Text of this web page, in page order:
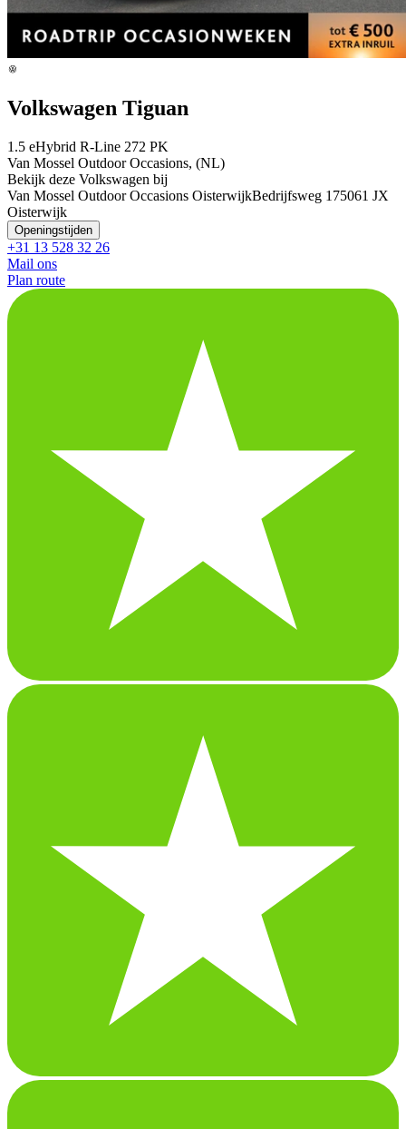
Volkswagen Tiguan
1.5 eHybrid R-Line 272 PK
Van Mossel Outdoor Occasions, (NL)
Bekijk deze Volkswagen bij
Van Mossel Outdoor Occasions OisterwijkBedrijfsweg 175061 JX
Oisterwijk
Openingstijden
+31 13 528 32 26
Mail ons
Plan route